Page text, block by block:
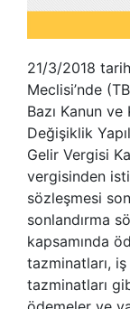
21/3/2018
Meclisi’nde
Bazı Kanun
Değişiklik
Gelir Vergisi
vergisinden
sözleşmesi
sonlandırma
kapsamında
tazminatları,
tazminatları